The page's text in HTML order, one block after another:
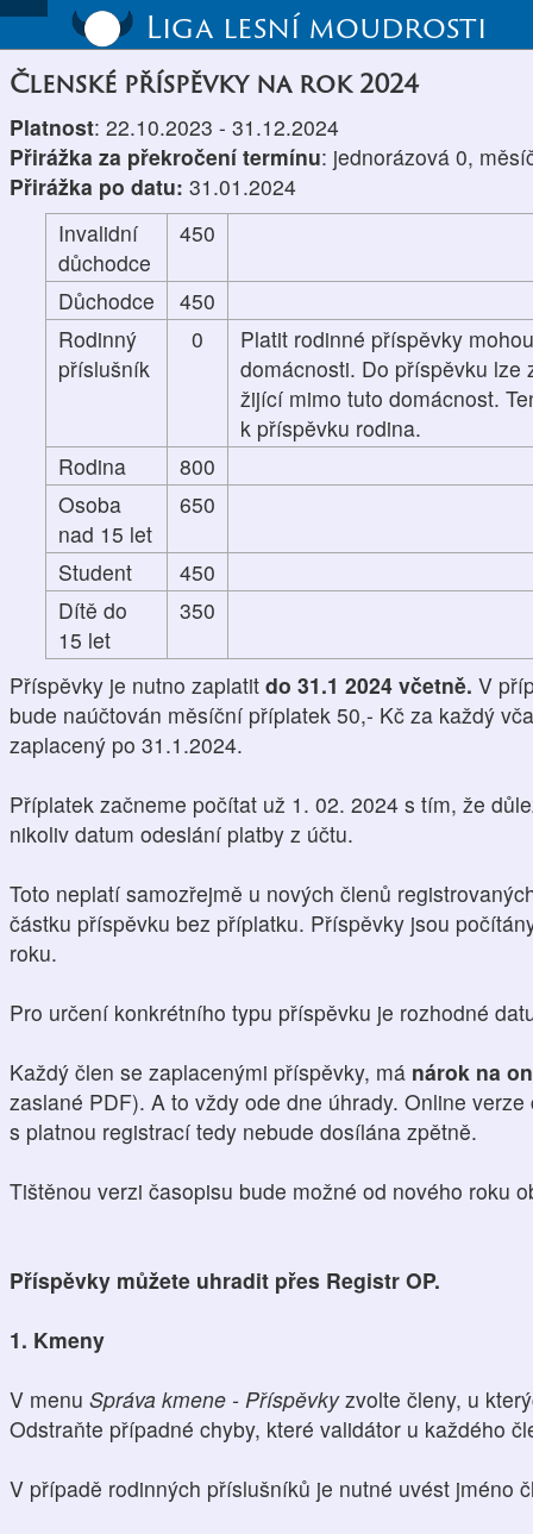
Liga lesní moudrosti
Členské příspěvky na rok 2024
Platnost: 22.10.2023 - 31.12.2024
Přirážka za překročení termínu: jednorázová 0,
Přirážka po datu: 31.01.2024
Invalidní
důchodce
450
Důchodce
450
Rodinný
příslušník
0
Platit rodinné příspěvky
domácnosti. Do příspěvku lze
žijící mimo tuto domácnost.
k příspěvku rodina.
Rodina
800
Osoba
nad 15 let
650
Student
450
Dítě do
15 let
350
Příspěvky je nutno zaplatit do 31.1 2024 včetně. V
bude naúčtován měsíční příplatek 50,- Kč za každý
zaplacený po 31.1.2024.
Příplatek začneme počítat už 1. 02. 2024 s tím, že
nikoliv datum odeslání platby z účtu.
Toto neplatí samozřejmě u nových členů
částku příspěvku bez příplatku. Příspěvky jsou
roku.
Pro určení konkrétního typu příspěvku je rozhodné
Každý člen se zaplacenými příspěvky, má nárok na
zaslané PDF). A to vždy ode dne úhrady. Online
s platnou registrací tedy nebude dosílána zpětně.
Tištěnou verzi časopisu bude možné od nového roku
Příspěvky můžete uhradit přes Registr OP.
1. Kmeny
V menu Správa kmene - Příspěvkyzvolte členy, u
Odstraňte případné chyby, které validátor u každého
V případě rodinných příslušníků je nutné uvést jméno